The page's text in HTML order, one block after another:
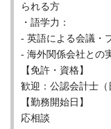
られる方
・語学力：
- 英語による会議・
- 海外関係会社との
【免許・資格】
歓迎：公認会計士（
【勤務開始日】
応相談